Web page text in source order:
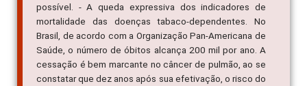
possível. - A queda expressiva dos indicadores de
mortalidade das doenças tabaco-dependentes. No
Brasil, de acordo com a Organização Pan-Americana de
Saúde, o número de óbitos alcança 200 mil por ano. A
cessação é bem marcante no câncer de pulmão, ao se
constatar que dez anos após sua efetivação, o risco do